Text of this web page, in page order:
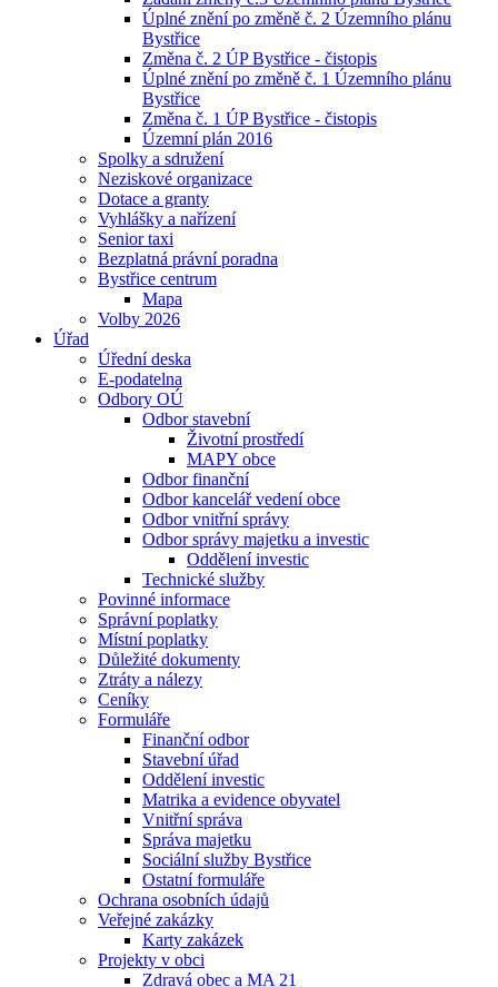
Úplné znění po změně č. 2 Územního plánu
Bystřice
Změna č. 2 ÚP Bystřice - čistopis
Úplné znění po změně č. 1 Územního plánu
Bystřice
Změna č. 1 ÚP Bystřice - čistopis
Územní plán 2016
Spolky a sdružení
Neziskové organizace
Dotace a granty
Vyhlášky a nařízení
Senior taxi
Bezplatná právní poradna
Bystřice centrum
Mapa
Volby 2026
Úřad
Úřední deska
E-podatelna
Odbory OÚ
Odbor stavební
Životní prostředí
MAPY obce
Odbor finanční
Odbor kancelář vedení obce
Odbor vnitřní správy
Odbor správy majetku a investic
Oddělení investic
Technické služby
Povinné informace
Správní poplatky
Místní poplatky
Důležité dokumenty
Ztráty a nálezy
Ceníky
Formuláře
Finanční odbor
Stavební úřad
Oddělení investic
Matrika a evidence obyvatel
Vnitřní správa
Správa majetku
Sociální služby Bystřice
Ostatní formuláře
Ochrana osobních údajů
Veřejné zakázky
Karty zakázek
Projekty v obci
Zdravá obec a MA 21